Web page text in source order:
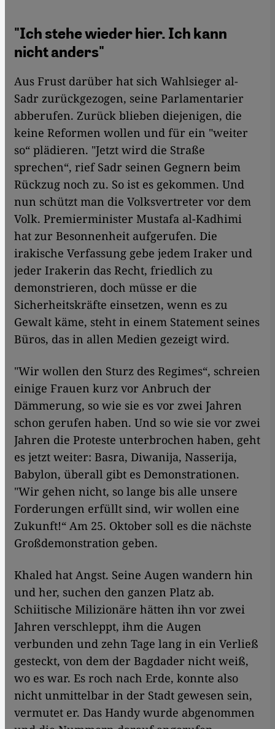
"Ich stehe wieder hier. Ich kann
nicht anders"
Aus Frust darüber hat sich Wahlsieger al-
Sadr zurückgezogen, seine Parlamentarier
abberufen. Zurück blieben diejenigen, die
keine Reformen wollen und für ein "weiter
so“ plädieren. "Jetzt wird die Straße
sprechen“, rief Sadr seinen Gegnern beim
Rückzug noch zu. So ist es gekommen. Und
nun schützt man die Volksvertreter vor dem
Volk. Premierminister Mustafa al-Kadhimi
hat zur Besonnenheit aufgerufen. Die
irakische Verfassung gebe jedem Iraker und
jeder Irakerin das Recht, friedlich zu
demonstrieren, doch müsse er die
Sicherheitskräfte einsetzen, wenn es zu
Gewalt käme, steht in einem Statement seines
Büros, das in allen Medien gezeigt wird.
"Wir wollen den Sturz des Regimes“, schreien
einige Frauen kurz vor Anbruch der
Dämmerung, so wie sie es vor zwei Jahren
schon gerufen haben. Und so wie sie vor zwei
Jahren die Proteste unterbrochen haben, geht
es jetzt weiter: Basra, Diwanija, Nasserija,
Babylon, überall gibt es Demonstrationen.
"Wir gehen nicht, so lange bis alle unsere
Forderungen erfüllt sind, wir wollen eine
Zukunft!“ Am 25. Oktober soll es die nächste
Großdemonstration geben.
Khaled hat Angst. Seine Augen wandern hin
und her, suchen den ganzen Platz ab.
Schiitische Milizionäre hätten ihn vor zwei
Jahren verschleppt, ihm die Augen
verbunden und zehn Tage lang in ein Verließ
gesteckt, von dem der Bagdader nicht weiß,
wo es war. Es roch nach Erde, konnte also
nicht unmittelbar in der Stadt gewesen sein,
vermutet er. Das Handy wurde abgenommen